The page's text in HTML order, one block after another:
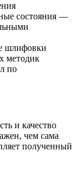
состояния —
шлифовки
методик
по
и качество
чем сама
полученный